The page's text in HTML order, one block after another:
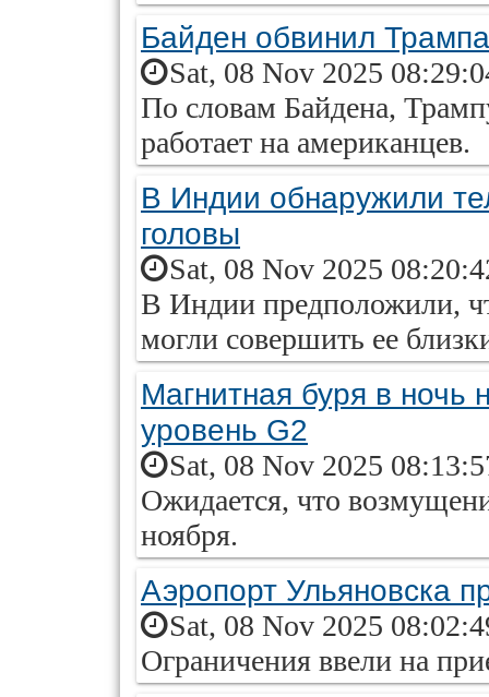
Байден обвинил
Sat, 08 Nov 2025
По словам Байдена,
работает на американцев.
В Индии обнаружили
головы
Sat, 08 Nov 2025
В Индии предположили,
могли совершить ее
Магнитная буря в ночь
уровень G2
Sat, 08 Nov 2025
Ожидается, что
ноября.
Аэропорт Ульяновска
Sat, 08 Nov 2025
Ограничения ввели на